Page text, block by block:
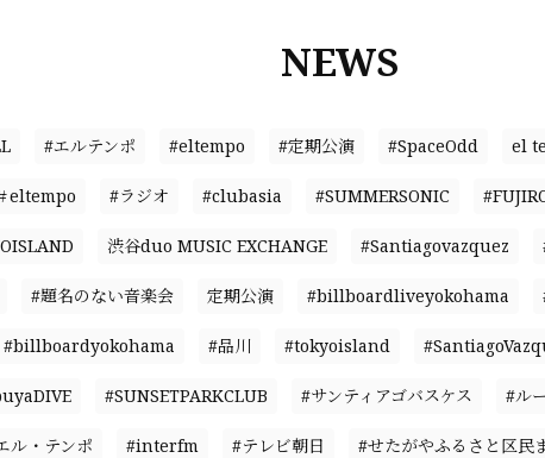
NEWS
#エルテンポ #eltempo #定期公演 #SpaceOdd el
eltempo #ラジオ #clubasia #SUMMERSONIC
渋谷duo MUSIC EXCHANGE #Santiagovazquez
#題名のない音楽会 定期公演 #billboardliveyokohama
#billboardyokohama #品川 #tokyoisland
#SUNSETPARKCLUB #サンティアゴバスケス #ル
ル・テンポ #interfm #テレビ朝日 #せたがやふるさと区民